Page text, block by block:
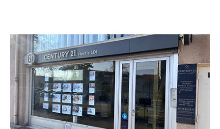
CENTURY 21 Hestia LDI
32 rue Antoine Lumière
LYON - 69008
Envoyer un message